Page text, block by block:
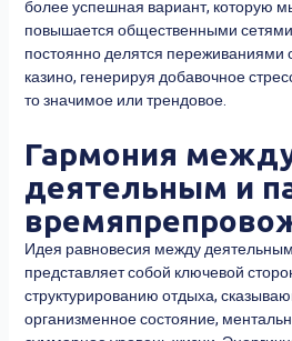
более успешная вариант, которую
повышается общественными
постоянно делятся
казино, генерируя добавочное
то значимое или трендовое.
Гармония
деятельным и
Идея равновесия между
представляет собой ключевой
структурированию отдыха,
организменное состояние,